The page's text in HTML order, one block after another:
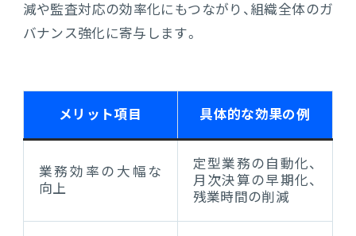
減や監査対応の効率化にもつながり、組織全体のガ
バナンス強化に寄与します。
メリット項目 具体的な効果の例
業務効率の大幅な
向上
定型業務の自動化、
月次決算の早期化、
残業時間の削減